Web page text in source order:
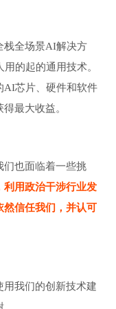
栈全场景AI解决方
的起的通用技术。
AI芯片、硬件和软件
最大收益。
们也面临着一些挑
利用政治干涉行业发
然信任我们，并认可
我们的创新技术建